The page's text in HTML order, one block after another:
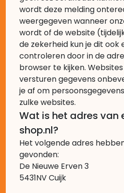
wordt deze melding
weergegeven wanneer
wordt of de website
de zekerheid kun je dit ook
controleren door in de
browser te kijken. Websites
versturen gegevens
je af om
zulke websites.
Wat is het adres van
shop.nl?
Het volgende adres
gevonden:
De Nieuwe Erven 3
5431NV Cuijk